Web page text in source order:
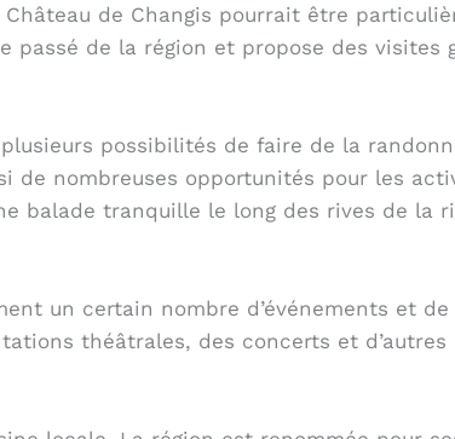
de Changis pourrait être
de la région et propose des visites
possibilités de faire de la
nombreuses opportunités pour les
balade tranquille le long des rives de la
un certain nombre d’événements et
théâtrales, des concerts et